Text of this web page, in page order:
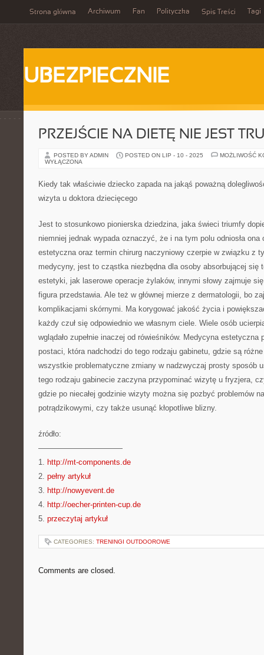
Strona główna Archiwum Fan Polityczka Spis Treści Tagi
UBEZPIECZNIE
PRZEJŚCIE NA DIETĘ NIE JEST
POSTED BY ADMIN POSTED ON LIP - 10 - 2025
MOŻLIWOŚĆ
WYŁĄCZONA
Kiedy tak właściwie dziecko zapada na jakąś poważną
wizyta u doktora dziecięcego
Jest to stosunkowo pionierska dziedzina, jaka świeci triumfy
niemniej jednak wypada oznaczyć, że i na tym polu odniosła
estetyczna oraz termin chirurg naczyniowy czerpie w związku z
medycyny, jest to cząstka niezbędna dla osoby absorbującej się
estetyki, jak laserowe operacje żylaków, innymi słowy zajmuje
figura przedstawia. Ale też w głównej mierze z dermatologii, bo
komplikacjami skórnymi. Ma korygować jakość życia i
każdy czuł się odpowiednio we własnym ciele. Wiele osób
wglądało zupełnie inaczej od rówieśników. Medycyna estetyczna
postaci, która nadchodzi do tego rodzaju gabinetu, gdzie są
wszystkie problematyczne zmiany w nadzwyczaj prosty sposób
tego rodzaju gabinecie zaczyna przypominać wizytę u fryzjera,
gdzie po niecałej godzinie wizyty można się pozbyć problemów
potrądzikowymi, czy także usunąć kłopotliwe blizny.
źródło:
———————————
1. http://mt-components.de
2. pełny artykuł
3. http://nowyevent.de
4. http://oecher-printen-cup.de
5. przeczytaj artykuł
CATEGORIES: TRENINGI OUTDOOROWE
Comments are closed.